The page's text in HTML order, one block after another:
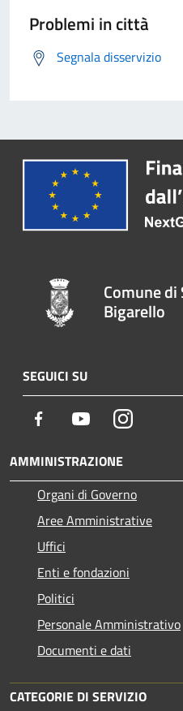
Problemi in città
Segnala disservizio
Comune di
Bigarello
SEGUICI SU
Facebook YoutubeInstagram
AMMINISTRAZIONE
Organi di Governo
Aree Amministrative
Uffici
Enti e fondazioni
Politici
Personale Amministrativo
Documenti e dati
CATEGORIE DI SERVIZIO